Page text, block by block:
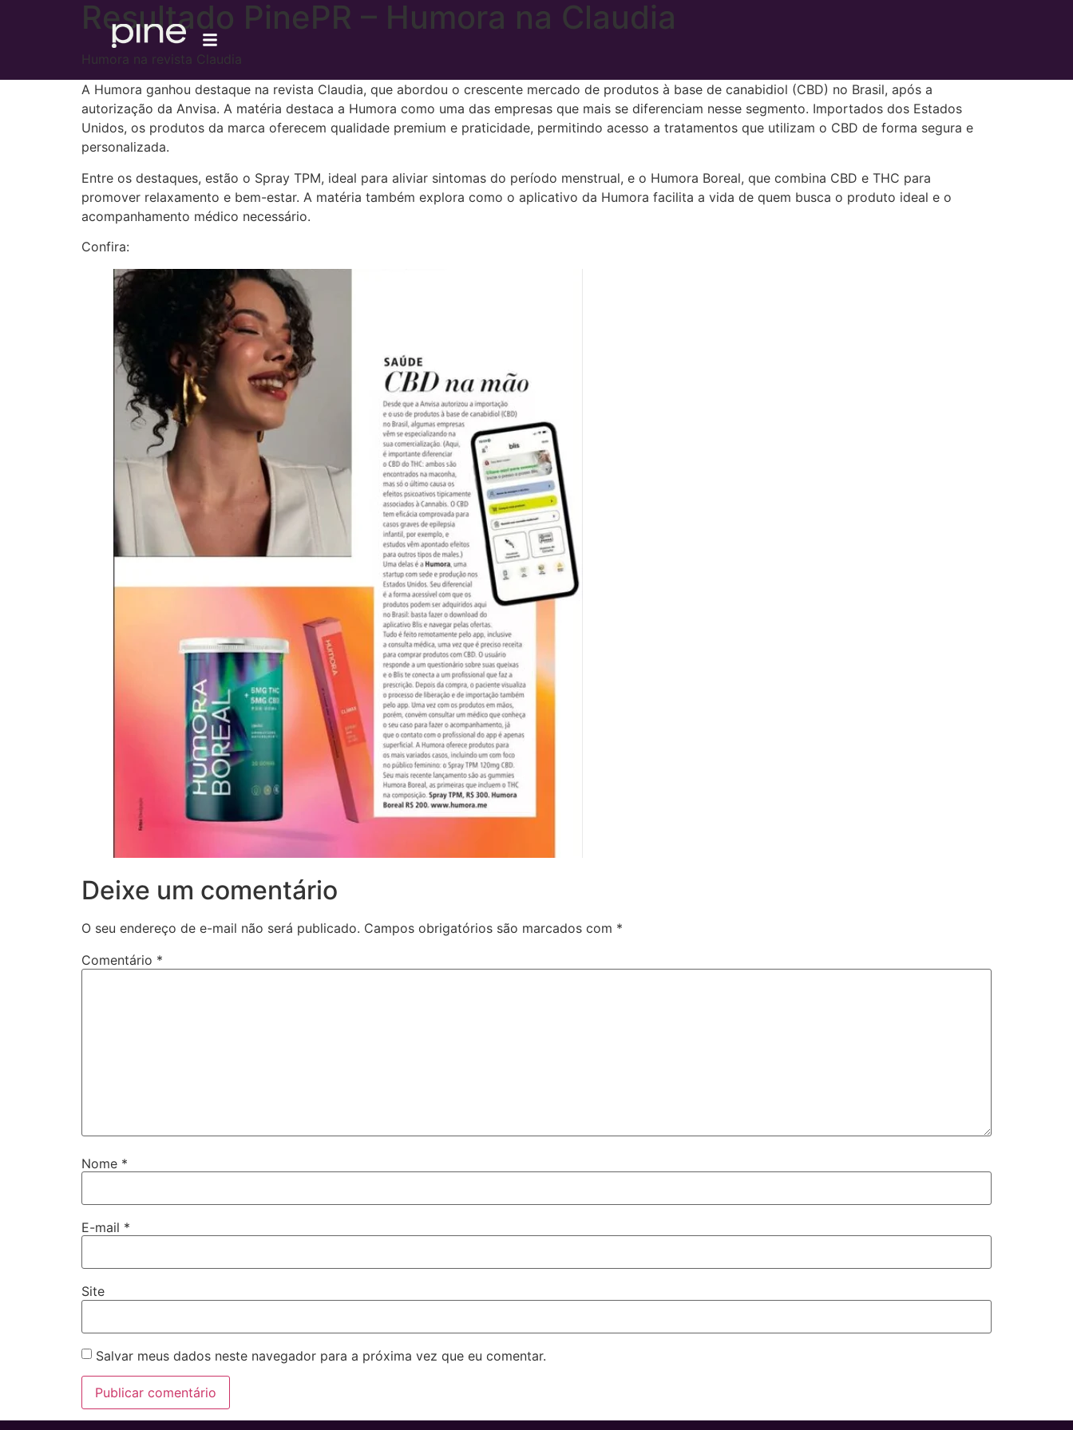
Resultado PinePR – Humora na Claudia
Humora na revista Claudia
A Humora ganhou destaque na revista Claudia, que abordou o crescente mercado de produtos à base de canabidiol (CBD) no Brasil, após a
autorização da Anvisa. A matéria destaca a Humora como uma das empresas que mais se diferenciam nesse segmento. Importados dos Estados
Unidos, os produtos da marca oferecem qualidade premium e praticidade, permitindo acesso a tratamentos que utilizam o CBD de forma segura e
personalizada.
Entre os destaques, estão o Spray TPM, ideal para aliviar sintomas do período menstrual, e o Humora Boreal, que combina CBD e THC para
promover relaxamento e bem-estar. A matéria também explora como o aplicativo da Humora facilita a vida de quem busca o produto ideal e o
acompanhamento médico necessário.
Confira:
Deixe um comentário
O seu endereço de e-mail não será publicado. Campos obrigatórios são marcados com *
Comentário *
Nome *
E-mail *
Site
Salvar meus dados neste navegador para a próxima vez que eu comentar.